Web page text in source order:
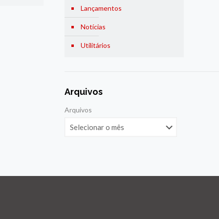
Lançamentos
Notícias
Utilitários
Arquivos
Arquivos